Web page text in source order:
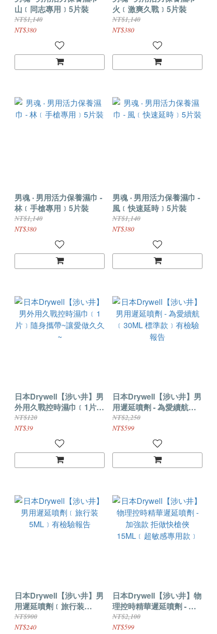
山﹝同志專用﹞5片裝
NT$1,140
NT$380
火﹝激爽久戰﹞5片裝
NT$1,140
NT$380
男魂 ‧ 男用活力保養濕巾 -
林﹝手槍專用﹞5片裝
NT$1,140
NT$380
男魂 ‧ 男用活力保養濕巾 -
風﹝快速延時﹞5片裝
NT$1,140
NT$380
日本Drywell【涉い井】男
外用久戰控時濕巾﹝1片﹞
隨身攜帶~讓愛做久久~
NT$120
NT$39
日本Drywell【涉い井】男
用遲延噴劑 - 為愛續航
﹝30ML 標準款﹞有檢驗
報告
NT$2,250
NT$599
日本Drywell【涉い井】男
用遲延噴劑﹝旅行装
5ML﹞有檢驗報告
NT$900
NT$240
日本Drywell【涉い井】物
理控時精華遲延噴劑 - 加
強款 拒做快槍俠
15ML﹝超敏感專用款﹞
NT$2,100
NT$599